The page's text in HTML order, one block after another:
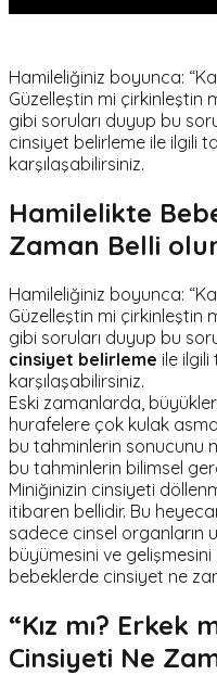
Hamileliğiniz boyunca:
Güzelleştin mi çirkinleştin
gibi soruları duyup bu
cinsiyet belirleme ile ilgili
karşılaşabilirsiniz.
Hamilelikte
Zaman Belli
Hamileliğiniz boyunca:
Güzelleştin mi çirkinleştin
gibi soruları duyup bu
cinsiyet belirleme ile
karşılaşabilirsiniz.
Eski zamanlarda,
hurafelere çok kulak
bu tahminlerin sonucunu
bu tahminlerin bilimsel
Miniğinizin cinsiyeti
itibaren bellidir. Bu
sadece cinsel
büyümesini ve gelişmesini
bebeklerde cinsiyet ne
“Kız mı? Erkek
Cinsiyeti Ne